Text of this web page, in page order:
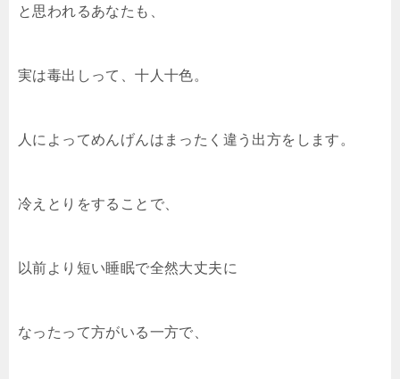
と思われるあなたも、
実は毒出しって、十人十色。
人によってめんげんはまったく違う出方をします。
冷えとりをすることで、
以前より短い睡眠で全然大丈夫に
なったって方がいる一方で、